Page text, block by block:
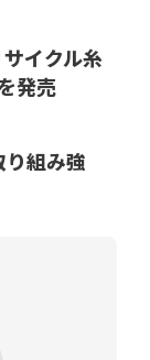
イクル糸
発売
り組み強